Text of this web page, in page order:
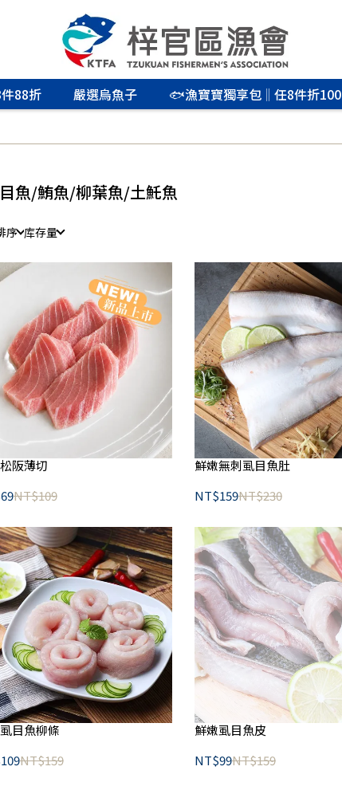
88折 嚴選烏魚子 🐟漁寶寶獨享包‖任8件折100
魚/鮪魚/柳葉魚/土魠魚
序 库存量
阪薄切
NT$109
鮮嫩無刺虱目魚肚
NT$159NT$230
目魚柳條
NT$159
鮮嫩虱目魚皮
NT$99NT$159